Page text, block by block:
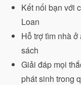
Kết nối bạn với
Loan
Hỗ trợ tìm nhà
sách
Giải đáp mọi
phát sinh trong